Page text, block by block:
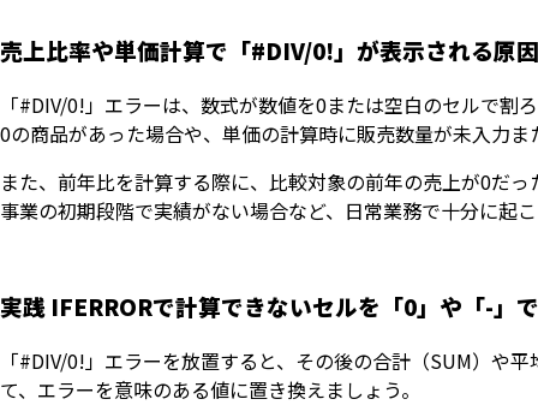
売上比率や単価計算で「#DIV/0!」が表示される原因
「#DIV/0!」エラーは、数式が数値を0または空白のセルで
0の商品があった場合や、単価の計算時に販売数量が未入力
また、前年比を計算する際に、比較対象の前年の売上が0だ
事業の初期段階で実績がない場合など、日常業務で十分に起
実践 IFERRORで計算できないセルを「0」や「-」
「#DIV/0!」エラーを放置すると、その後の合計（SUM）や
て、エラーを意味のある値に置き換えましょう。